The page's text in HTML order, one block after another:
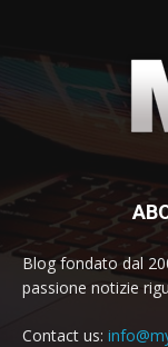
Blog fondato dal
passione notizie
Contact us: